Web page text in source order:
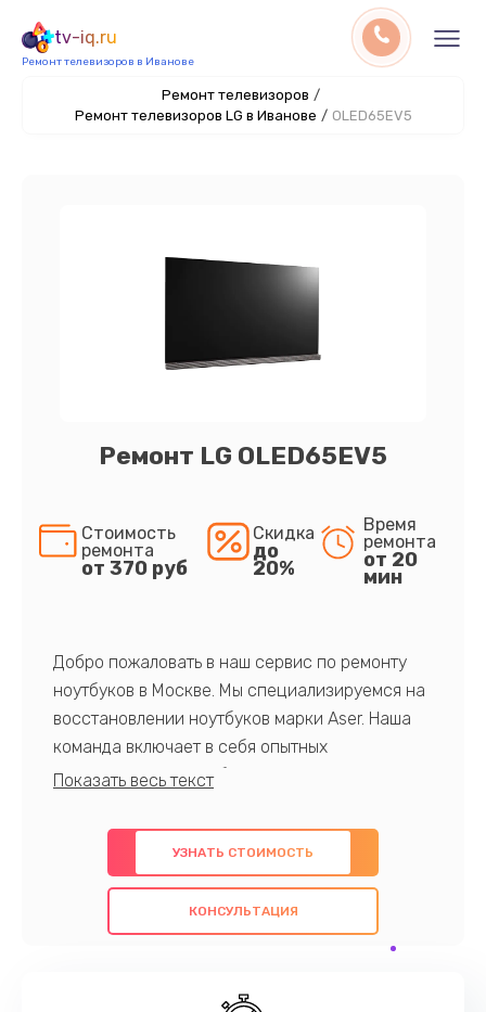
tv-iq.ru
Ремонт телевизоров в Иванове
Ремонт телевизоров /
Ремонт телевизоров LG в Иванове / OLED65EV5
Ремонт LG OLED65EV5
Стоимость
ремонта
от 370 руб
Скидка
до
20%
Время
ремонта
от 20
мин
Добро пожаловать в наш сервис по ремонту
ноутбуков в Москве. Мы специализируемся на
восстановлении ноутбуков марки Aser. Наша
команда включает в себя опытных
профессионалов с обширными знаниями и
предлагаем быстрый и качественный ремонт с
использованием оригинальных компонентов, а
также гарантируем качество всех
проведенных работ. Наша цель - предоставить
наилучшим образом. Не медлите записаться на
УЗНАТЬ СТОИМОСТЬ
КОНСУЛЬТАЦИЯ